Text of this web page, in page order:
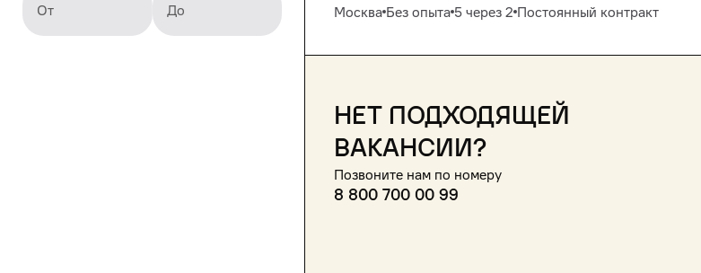
От До Москва Без опыта 5 через 2 Постоянный контракт
Нет подходящей
вакансии?
Позвоните нам по номеру
8 800 700 00 99